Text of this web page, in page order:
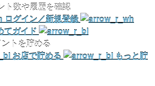
ト数や履歴を確認
ログイン／新規登録
てガイド
トを貯める
お店で貯める
もっと貯